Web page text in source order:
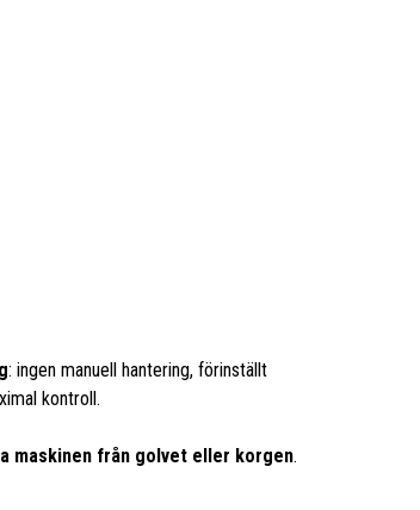
: ingen manuell hantering, förinställt
kontroll.
maskinen från golvet eller korgen.